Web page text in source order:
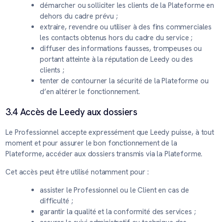
démarcher ou solliciter les clients de la Plateforme en
dehors du cadre prévu ;
extraire, revendre ou utiliser à des fins commerciales
les contacts obtenus hors du cadre du service ;
diffuser des informations fausses, trompeuses ou
portant atteinte à la réputation de Leedy ou des
clients ;
tenter de contourner la sécurité de la Plateforme ou
d’en altérer le fonctionnement.
3.4 Accès de Leedy aux dossiers
Le Professionnel accepte expressément que Leedy puisse, à tout
moment et pour assurer le bon fonctionnement de la
Plateforme, accéder aux dossiers transmis via la Plateforme.
Cet accès peut être utilisé notamment pour :
assister le Professionnel ou le Client en cas de
difficulté ;
garantir la qualité et la conformité des services ;